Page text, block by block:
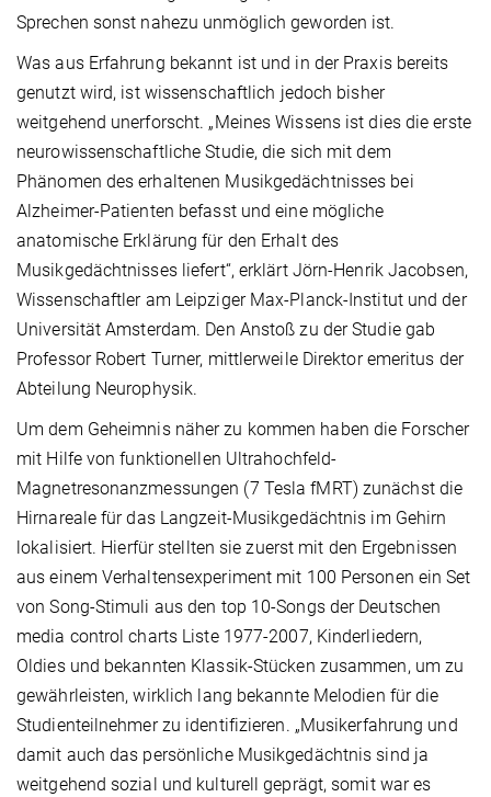
Sprechen sonst nahezu unmöglich geworden ist.
Was aus Erfahrung bekannt ist und in der Praxis bereits
genutzt wird, ist wissenschaftlich jedoch bisher
weitgehend unerforscht. „Meines Wissens ist dies die erste
neurowissenschaftliche Studie, die sich mit dem
Phänomen des erhaltenen Musikgedächtnisses bei
Alzheimer-Patienten befasst und eine mögliche
anatomische Erklärung für den Erhalt des
Musikgedächtnisses liefert“, erklärt Jörn-Henrik Jacobsen,
Wissenschaftler am Leipziger Max-Planck-Institut und der
Universität Amsterdam. Den Anstoß zu der Studie gab
Professor Robert Turner, mittlerweile Direktor emeritus der
Abteilung Neurophysik.
Um dem Geheimnis näher zu kommen haben die Forscher
mit Hilfe von funktionellen Ultrahochfeld-
Magnetresonanzmessungen (7 Tesla fMRT) zunächst die
Hirnareale für das Langzeit-Musikgedächtnis im Gehirn
lokalisiert. Hierfür stellten sie zuerst mit den Ergebnissen
aus einem Verhaltensexperiment mit 100 Personen ein Set
von Song-Stimuli aus den top 10-Songs der Deutschen
media control charts Liste 1977-2007, Kinderliedern,
Oldies und bekannten Klassik-Stücken zusammen, um zu
gewährleisten, wirklich lang bekannte Melodien für die
Studienteilnehmer zu identifizieren. „Musikerfahrung und
damit auch das persönliche Musikgedächtnis sind ja
weitgehend sozial und kulturell geprägt, somit war es